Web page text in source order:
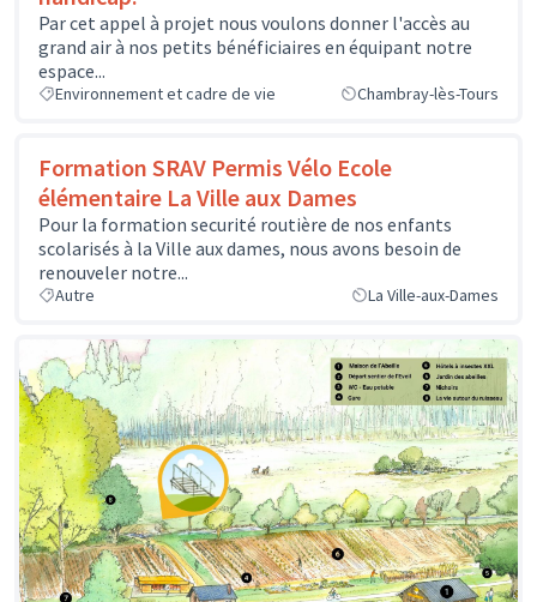
Par cet appel à projet nous voulons donner l'accès au
grand air à nos petits bénéficiaires en équipant notre
espace...
Environnement et cadre de vie Chambray-lès-Tours
Formation SRAV Permis Vélo Ecole
élémentaire La Ville aux Dames
Pour la formation securité routière de nos enfants
scolarisés à la Ville aux dames, nous avons besoin de
renouveler notre...
Autre La Ville-aux-Dames